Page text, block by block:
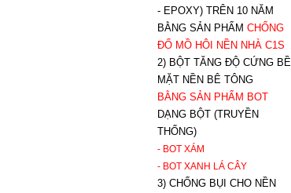
- EPOXY) TRÊN 10 NĂM
BẰNG SẢN PHẨM CHỐNG
ĐỔ MỒ HÔI NỀN NHÀ C1S
2) BỘT TĂNG ĐỘ CỨNG BỀ
MẶT NỀN BÊ TÔNG
BẰNG SẢN PHẨM BOT
DẠNG BỘT (TRUYỀN
THỐNG)
- BOT XÁM
- BOT XANH LÁ CÂY
3) CHỐNG BỤI CHO NỀN